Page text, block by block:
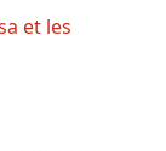
et les